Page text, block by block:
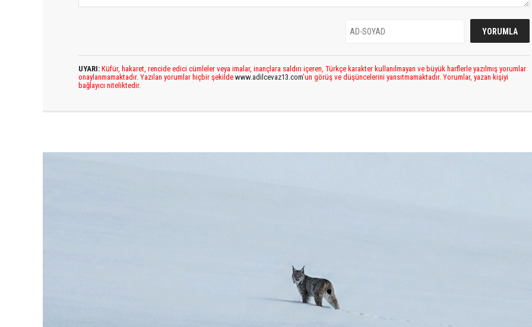
UYARI: Küfür, hakaret, rencide edici cümleler veya imalar, inançlara saldırı içeren, Türkçe karakter kullanılmayan ve büyük harflerle yazılmış yorumlar
onaylanmamaktadır. Yazılan yorumlar hiçbir şekilde www.adilcevaz13.com’un görüş ve düşüncelerini yansıtmamaktadır. Yorumlar, yazan kişiyi
bağlayıcı niteliktedir.